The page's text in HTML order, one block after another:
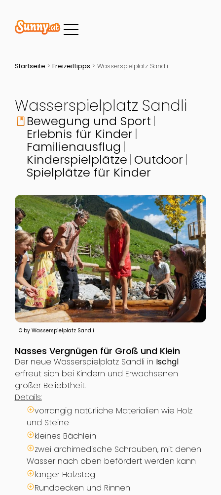
Startseite > Freizeittipps > Wasserspielplatz Sandli
Wasserspielplatz Sandli
book Bewegung und Sport
Erlebnis für Kinder
Familienausflug
Kinderspielplätze Outdoor
Spielplätze für Kinder
© by Wasserspielplatz Sandli
Nasses Vergnügen für Groß und Klein
Der neue Wasserspielplatz Sandli in Ischgl
erfreut sich bei Kindern und Erwachsenen
großer Beliebtheit.
Details:
vorrangig natürliche Materialien wie Holz
und Steine
kleines Bächlein
zwei archimedische Schrauben, mit denen
Wasser nach oben befördert werden kann
langer Holzsteg
Rundbecken und Rinnen